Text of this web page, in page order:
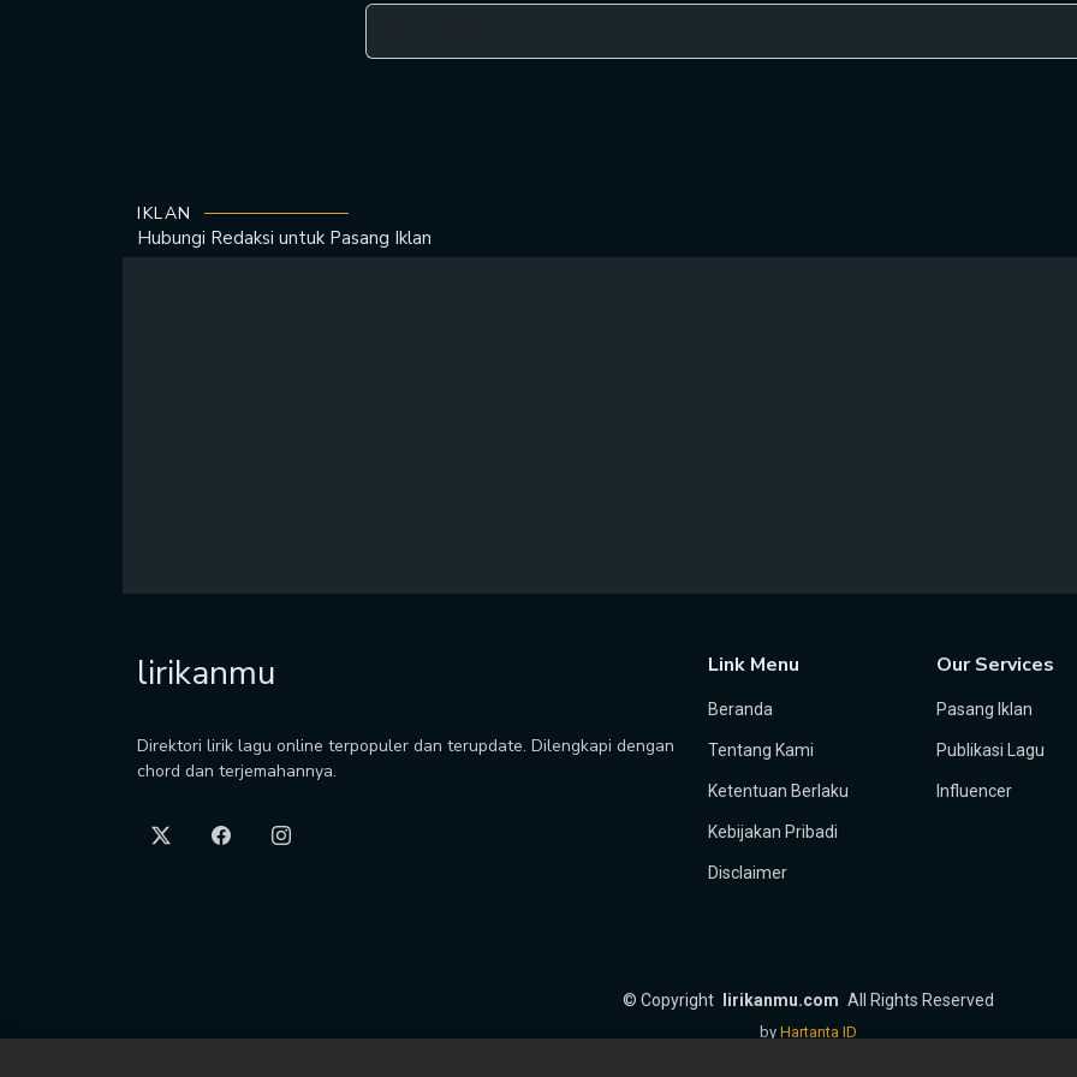
IKLAN
Hubungi Redaksi untuk Pasang Iklan
lirikanmu
Direktori lirik lagu online terpopuler dan terupdate. Dilengkapi dengan
chord dan terjemahannya.
Link Menu
Beranda
Tentang Kami
Ketentuan Berlaku
Kebijakan Pribadi
Disclaimer
Our Services
Pasang Iklan
Publikasi Lagu
Influencer
© Copyright lirikanmu.com All Rights Reserved
by Hartanta ID